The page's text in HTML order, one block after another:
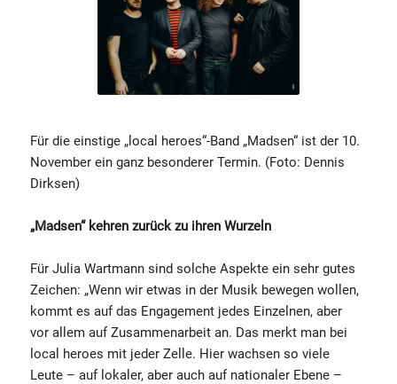
Für die einstige „local heroes“-Band „Madsen“ ist der 10.
November ein ganz besonderer Termin. (Foto: Dennis
Dirksen)
„Madsen“ kehren zurück zu ihren Wurzeln
Für Julia Wartmann sind solche Aspekte ein sehr gutes
Zeichen: „Wenn wir etwas in der Musik bewegen wollen,
kommt es auf das Engagement jedes Einzelnen, aber
vor allem auf Zusammenarbeit an. Das merkt man bei
local heroes mit jeder Zelle. Hier wachsen so viele
Leute – auf lokaler, aber auch auf nationaler Ebene –